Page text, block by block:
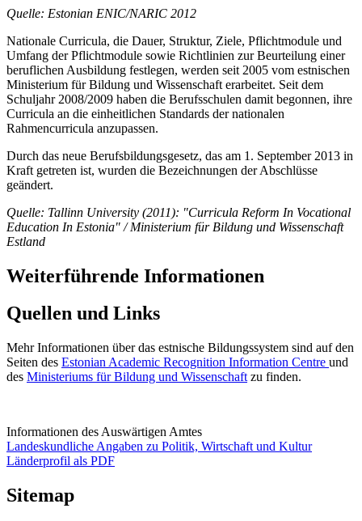
Quelle: Estonian ENIC/NARIC 2012
Nationale Curricula, die Dauer, Struktur, Ziele, Pflichtmodule und
Umfang der Pflichtmodule sowie Richtlinien zur Beurteilung einer
beruflichen Ausbildung festlegen, werden seit 2005 vom estnischen
Ministerium für Bildung und Wissenschaft erarbeitet. Seit dem
Schuljahr 2008/2009 haben die Berufsschulen damit begonnen, ihre
Curricula an die einheitlichen Standards der nationalen
Rahmencurricula anzupassen.
Durch das neue Berufsbildungsgesetz, das am 1. September 2013 in
Kraft getreten ist, wurden die Bezeichnungen der Abschlüsse
geändert.
Quelle: Tallinn University (2011): "Curricula Reform In Vocational
Education In Estonia" / Ministerium für Bildung und Wissenschaft
Estland
Weiterführende Informationen
Quellen und Links
Mehr Informationen über das estnische Bildungssystem sind auf den
Seiten des Estonian Academic Recognition Information Centre und
des Ministeriums für Bildung und Wissenschaft zu finden.
Informationen des Auswärtigen Amtes
Landeskundliche Angaben zu Politik, Wirtschaft und Kultur
Länderprofil als PDF
Sitemap